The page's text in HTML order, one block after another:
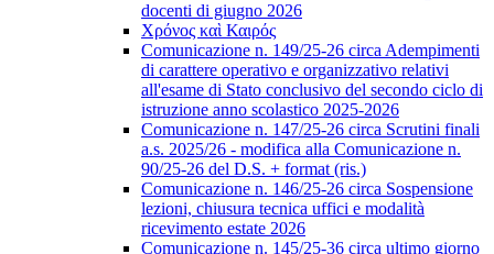
docenti di giugno 2026
Χρόνος καὶ Καιρός
Comunicazione n. 149/25-26 circa Adempimenti
di carattere operativo e organizzativo relativi
all'esame di Stato conclusivo del secondo ciclo di
istruzione anno scolastico 2025-2026
Comunicazione n. 147/25-26 circa Scrutini finali
a.s. 2025/26 - modifica alla Comunicazione n.
90/25-26 del D.S. + format (ris.)
Comunicazione n. 146/25-26 circa Sospensione
lezioni, chiusura tecnica uffici e modalità
ricevimento estate 2026
Comunicazione n. 145/25-36 circa ultimo giorno